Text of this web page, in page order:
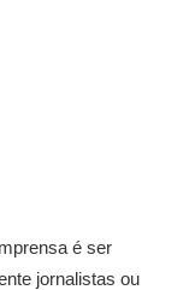
é ser
jornalistas ou